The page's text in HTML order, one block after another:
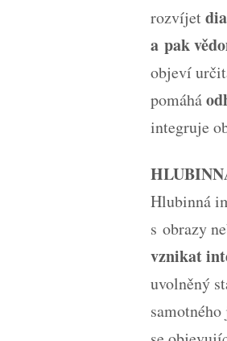
rozvíjet
a pak
objeví
pomáhá
integruje
Hlubinná
s obrazy
vznikat
uvolněný